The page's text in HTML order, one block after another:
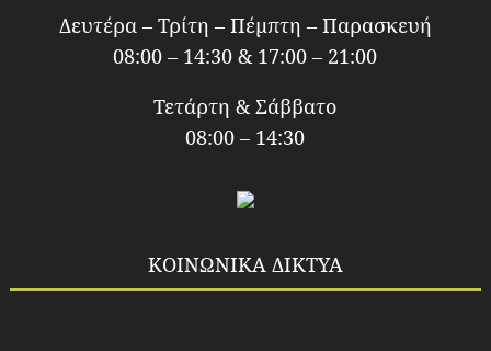
Δευτέρα – Τρίτη – Πέμπτη – Παρασκευή
08:00 – 14:30 & 17:00 – 21:00
Τετάρτη & Σάββατο
08:00 – 14:30
ΚΟΙΝΩΝΙΚΑ ΔΙΚΤΥΑ